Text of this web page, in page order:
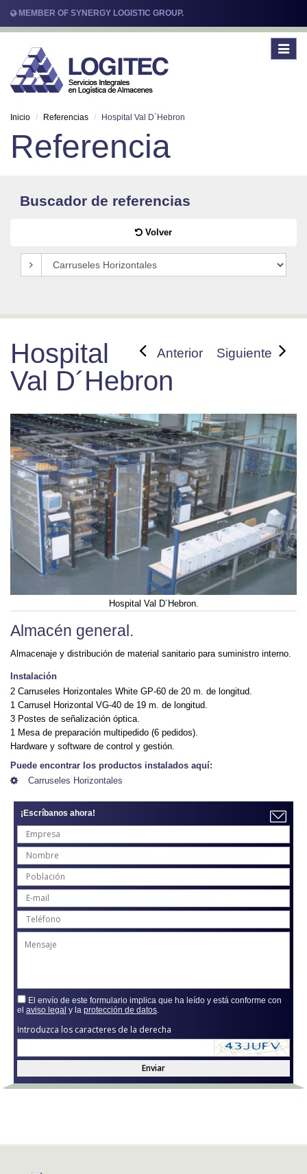
MEMBER OF SYNERGY LOGISTIC GROUP.
Toggle
Inicio Referencias Hospital Val D´Hebron
Referencia
Buscador de referencias
Volver
Anterior Siguiente
Hospital
Val D´Hebron
Hospital Val D´Hebron.
Almacén general.
Almacenaje y distribución de material sanitario para suministro interno.
Instalación
2 Carruseles Horizontales White GP-60 de 20 m. de longitud.
1 Carrusel Horizontal VG-40 de 19 m. de longitud.
3 Postes de señalización óptica.
1 Mesa de preparación multipedido (6 pedidos).
Hardware y software de control y gestión.
Puede encontrar los productos instalados aquí:
Carruseles Horizontales
¡Escríbanos ahora!
El envío de este formulario implica que ha leído y está conforme con
el aviso legal y la protección de datos
Introduzca los caracteres de la derecha
Enviar